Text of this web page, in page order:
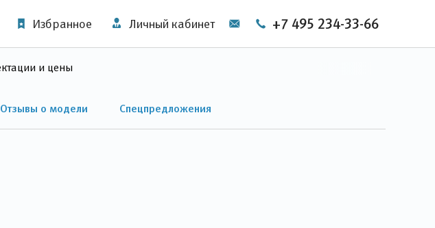
Избранное Личный кабинет +7 495 234-33-66
и цены
Отзывы о модели Спецпредложения